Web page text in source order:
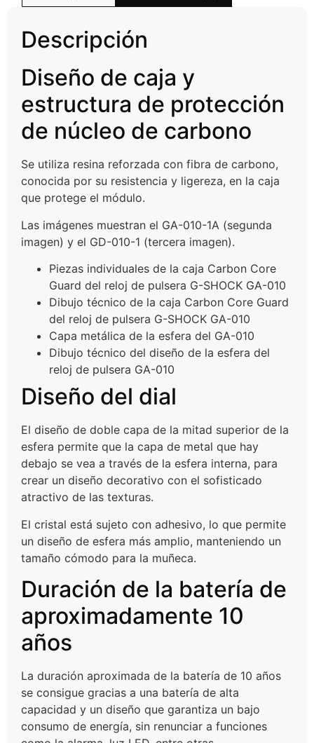
Descripción
Diseño de caja y
estructura de protección
de núcleo de carbono
Se utiliza resina reforzada con fibra de carbono,
conocida por su resistencia y ligereza, en la caja
que protege el módulo.
Las imágenes muestran el GA-010-1A (segunda
imagen) y el GD-010-1 (tercera imagen).
Piezas individuales de la caja Carbon Core
Guard del reloj de pulsera G-SHOCK GA-010
Dibujo técnico de la caja Carbon Core Guard
del reloj de pulsera G-SHOCK GA-010
Capa metálica de la esfera del GA-010
Dibujo técnico del diseño de la esfera del
reloj de pulsera GA-010
Diseño del dial
El diseño de doble capa de la mitad superior de la
esfera permite que la capa de metal que hay
debajo se vea a través de la esfera interna, para
crear un diseño decorativo con el sofisticado
atractivo de las texturas.
El cristal está sujeto con adhesivo, lo que permite
un diseño de esfera más amplio, manteniendo un
tamaño cómodo para la muñeca.
Duración de la batería de
aproximadamente 10
años
La duración aproximada de la batería de 10 años
se consigue gracias a una batería de alta
capacidad y un diseño que garantiza un bajo
consumo de energía, sin renunciar a funciones